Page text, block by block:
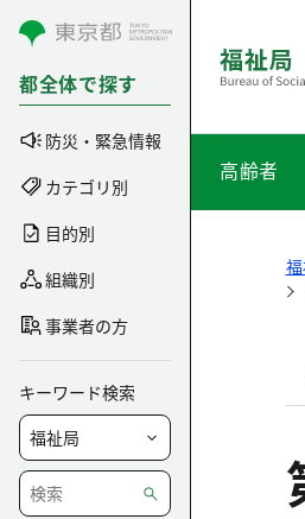
コンテンツにスキップ
都全体で探す
防災・緊急情報
カテゴリ別
目的別
組織別
事業者の方
キーワード検索
高齢者